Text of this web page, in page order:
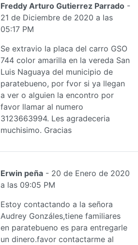
Freddy Arturo Gutierrez Parrado -
21 de Diciembre de 2020 a las
05:17 PM
Se extravio la placa del carro GSO
744 color amarilla en la vereda San
Luis Naguaya del municipio de
paratebueno, por fvor si ya llegan
a ver o alguien la encontro por
favor llamar al numero
3123663994. Les agradeceria
muchisimo. Gracias
Erwin peña - 20 de Enero de 2020
a las 09:05 PM
Estoy contactando a la señora
Audrey Gonzáles,tiene familiares
en paratebueno es para entregarle
un dinero.favor contactarme al